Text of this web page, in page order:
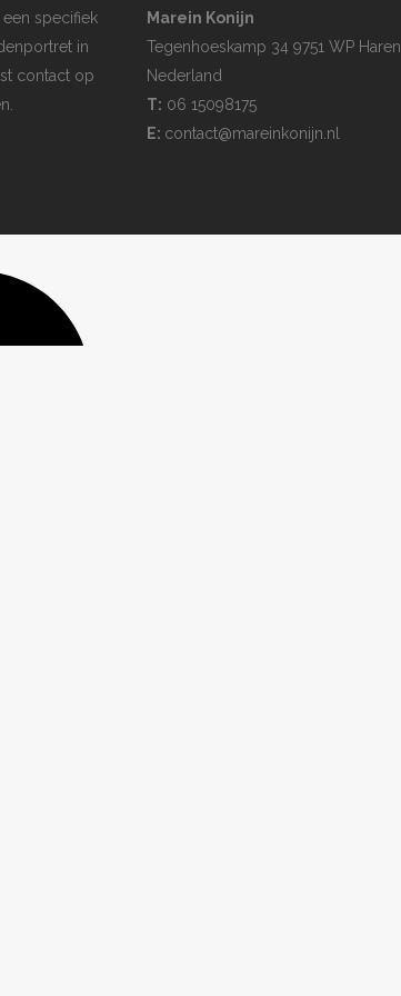
specifiek
in
contact op
Marein Konijn
Tegenhoeskamp 34 9751 WP Haren
Nederland
T: 06 15098175
E: contact@mareinkonijn.nl